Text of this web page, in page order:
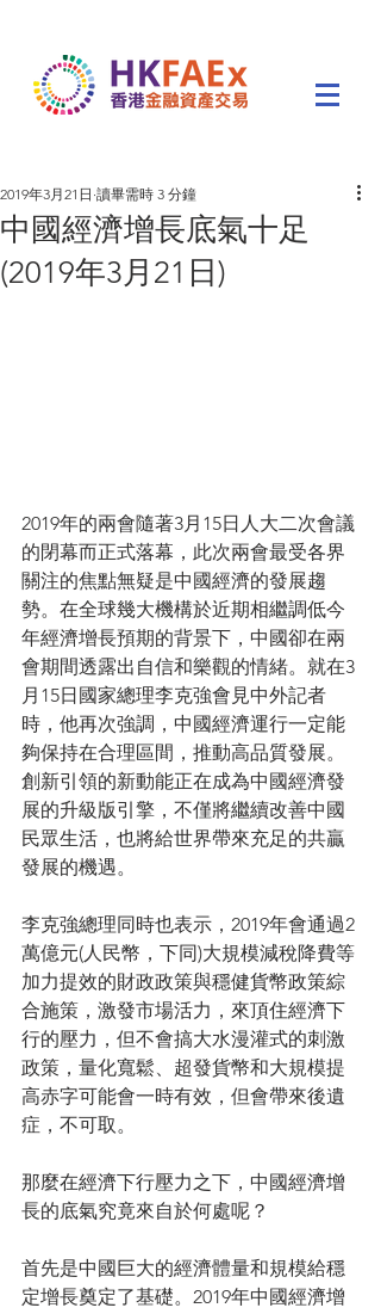
中國經濟增長底氣十足
(2019年3月21日)
2019年3月21日 讀畢需時 3 分鐘
2019年的兩會隨著3月15日人大二次會議
的閉幕而正式落幕，此次兩會最受各界
關注的焦點無疑是中國經濟的發展趨
勢。在全球幾大機構於近期相繼調低今
年經濟增長預期的背景下，中國卻在兩
會期間透露出自信和樂觀的情緒。就在3
月15日國家總理李克強會見中外記者
時，他再次強調，中國經濟運行一定能
夠保持在合理區間，推動高品質發展。
創新引領的新動能正在成為中國經濟發
展的升級版引擎，不僅將繼續改善中國
民眾生活，也將給世界帶來充足的共贏
發展的機遇。
李克強總理同時也表示，2019年會通過2
萬億元(人民幣，下同)大規模減稅降費等
加力提效的財政政策與穩健貨幣政策綜
合施策，激發市場活力，來頂住經濟下
行的壓力，但不會搞大水漫灌式的刺激
政策，量化寬鬆、超發貨幣和大規模提
高赤字可能會一時有效，但會帶來後遺
症，不可取。
那麼在經濟下行壓力之下，中國經濟增
長的底氣究竟來自於何處呢？
首先是中國巨大的經濟體量和規模給穩
定增長奠定了基礎。2019年中國經濟增